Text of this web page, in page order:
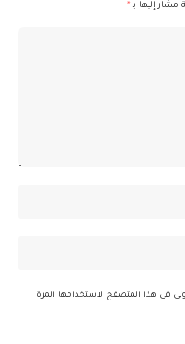
مشار إليها بـ *
في هذا المتصفح لاستخدامها المرة